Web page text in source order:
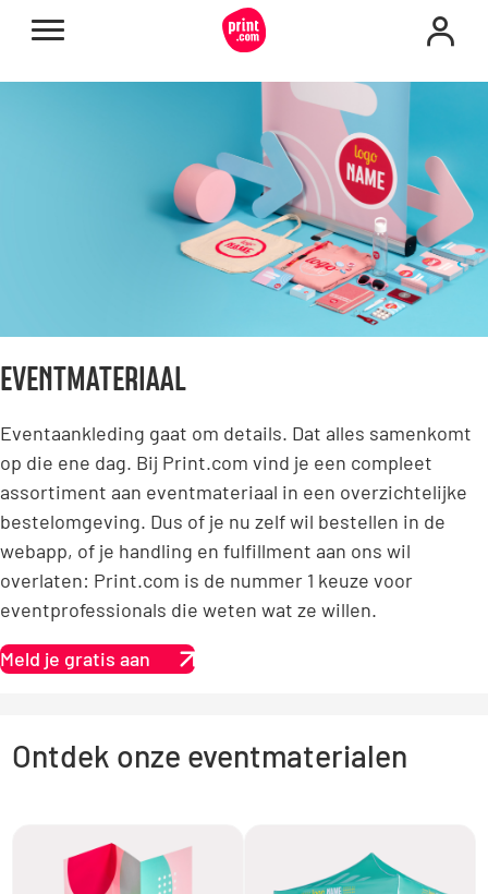
EVENTMATERIAAL
Eventaankleding gaat om details. Dat alles samenkomt
op die ene dag. Bij Print.com vind je een compleet
assortiment aan eventmateriaal in een overzichtelijke
bestelomgeving. Dus of je nu zelf wil bestellen in de
webapp, of je handling en fulfillment aan ons wil
overlaten: Print.com is de nummer 1 keuze voor
eventprofessionals die weten wat ze willen.
Meld je gratis aan
Ontdek onze eventmaterialen